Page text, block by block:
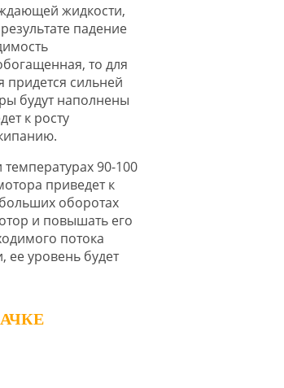
жидкости,
падение
то для
сильней
будут наполнены
к росту
90-100
приведет к
оборотах
и повышать его
потока
ее уровень будет